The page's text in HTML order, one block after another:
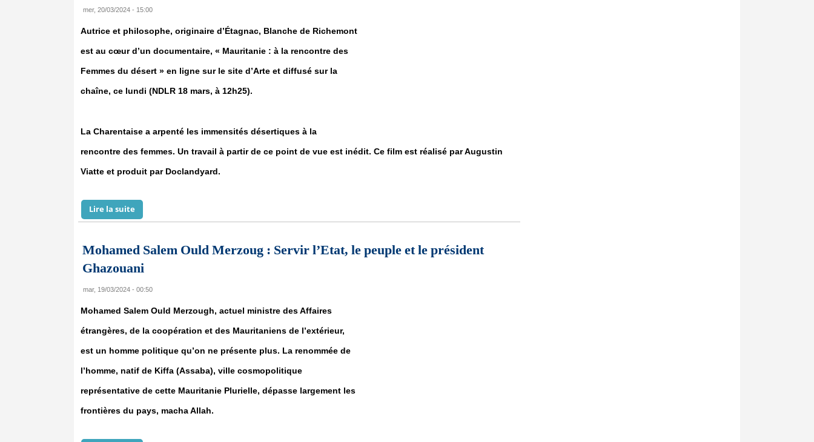
mer, 20/03/2024 - 15:00
Autrice et philosophe, originaire d’Étagnac, Blanche de Richemont
est au cœur d’un documentaire, « Mauritanie : à la rencontre des
Femmes du désert » en ligne sur le site d’Arte et diffusé sur la
chaîne, ce lundi (NDLR 18 mars, à 12h25).
La Charentaise a arpenté les immensités désertiques à la
rencontre des femmes. Un travail à partir de ce point de vue est inédit. Ce film est réalisé par Augustin
Viatte et produit par Doclandyard.
Lire la suite
Mohamed Salem Ould Merzoug : Servir l’Etat, le peuple et le président
Ghazouani
mar, 19/03/2024 - 00:50
Mohamed Salem Ould Merzough, actuel ministre des Affaires
étrangères, de la coopération et des Mauritaniens de l’extérieur,
est un homme politique qu’on ne présente plus. La renommée de
l’homme, natif de Kiffa (Assaba), ville cosmopolitique
représentative de cette Mauritanie Plurielle, dépasse largement les
frontières du pays, macha Allah.